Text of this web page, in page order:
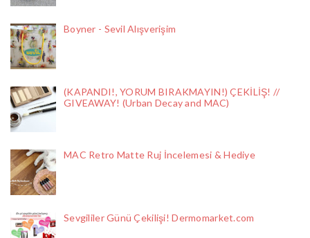
Boyner - Sevil Alışverişim
(KAPANDI!, YORUM BIRAKMAYIN!) ÇEKİLİŞ! //
GIVEAWAY! (Urban Decay and MAC)
MAC Retro Matte Ruj İncelemesi & Hediye
Sevgililer Günü Çekilişi! Dermomarket.com